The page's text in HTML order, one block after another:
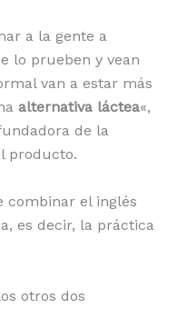
a la gente a
lo prueben y vean
van a estar más
alternativa láctea«,
de la
producto.
combinar el inglés
es decir, la práctica
otros dos